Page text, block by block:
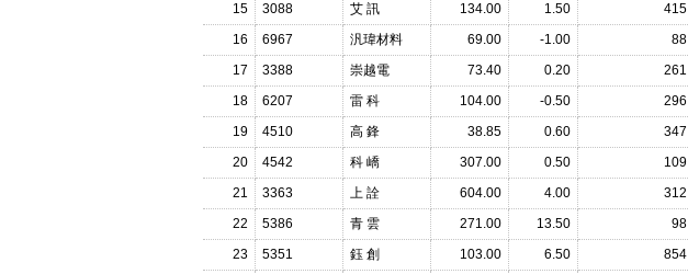
15
3088 艾 訊 134.00 1.50 415
16
6967 汎瑋材料 69.00 -1.00 88
17
3388 崇越電 73.40 0.20 261
18
6207 雷 科 104.00 -0.50 296
19
4510 高 鋒 38.85 0.60 347
20
4542 科 嶠 307.00 0.50 109
21
3363 上 詮 604.00 4.00 312
22
5386 青 雲 271.00 13.50 98
23
5351 鈺 創 103.00 6.50 854